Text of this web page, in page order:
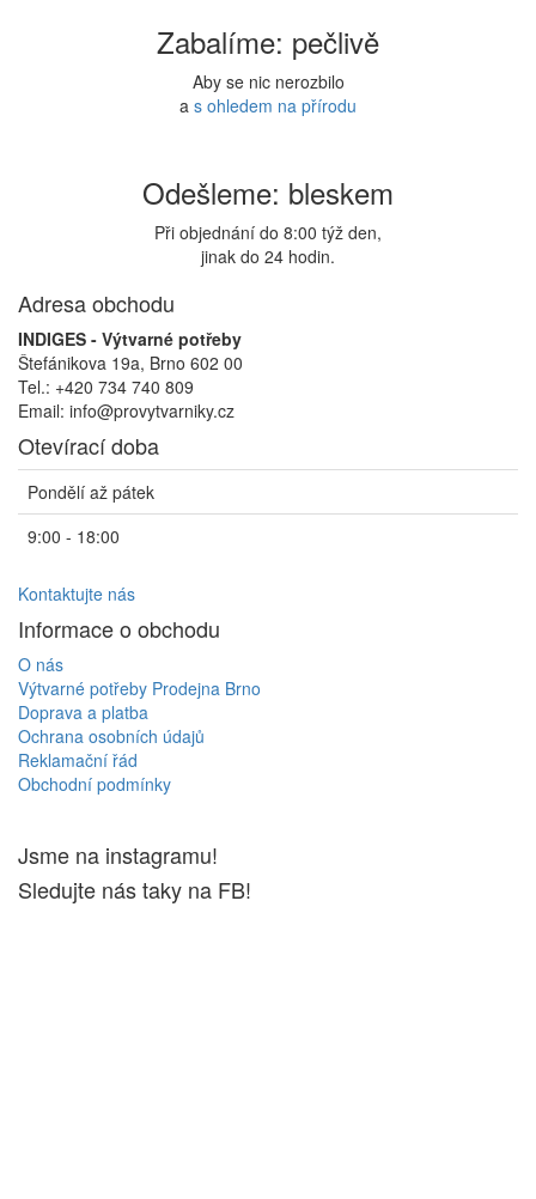
Zabalíme: pečlivě
Aby se nic nerozbilo
a s ohledem na přírodu
Odešleme: bleskem
Při objednání do 8:00 týž den,
jinak do 24 hodin.
Adresa obchodu
INDIGES - Výtvarné potřeby
Štefánikova 19a, Brno 602 00
Tel.: +420 734 740 809
Email: info@provytvarniky.cz
Otevírací doba
Pondělí až pátek
9:00 - 18:00
Kontaktujte nás
Informace o obchodu
O nás
Výtvarné potřeby Prodejna Brno
Doprava a platba
Ochrana osobních údajů
Reklamační řád
Obchodní podmínky
Jsme na instagramu!
Sledujte nás taky na FB!